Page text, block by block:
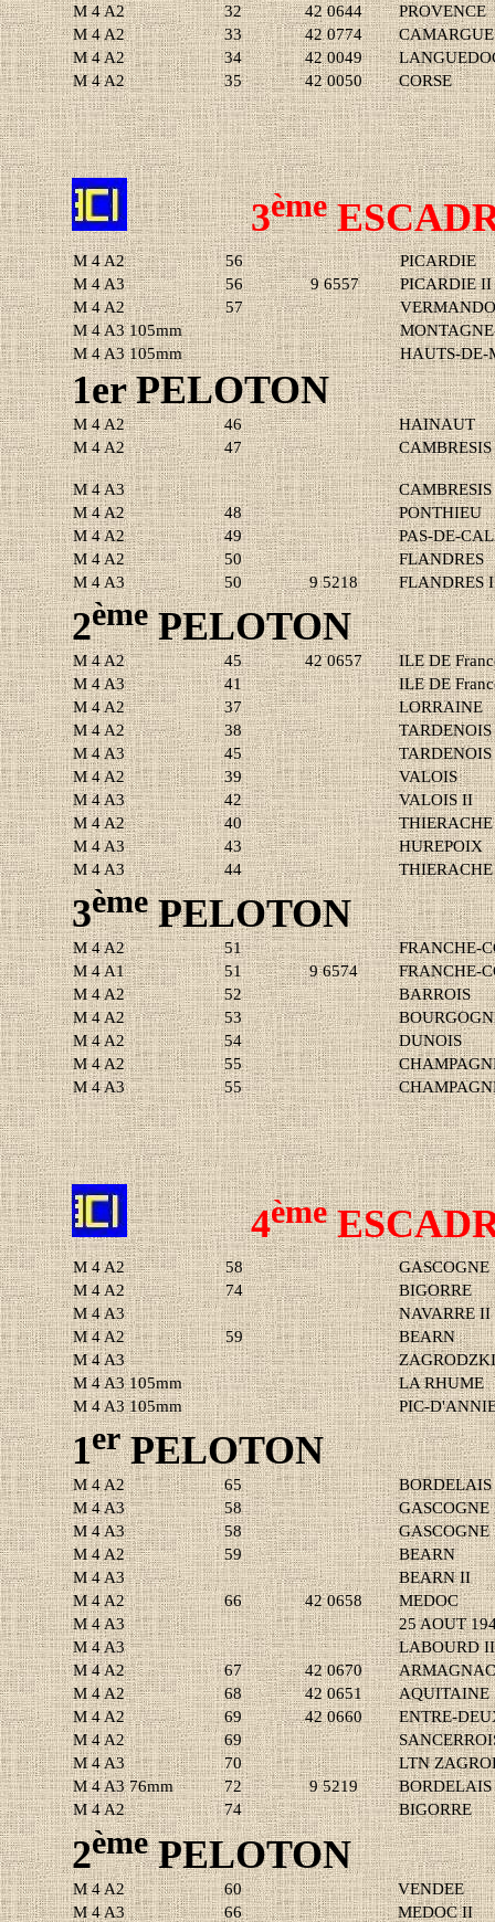
M 4 A2
32 42 0644
PROVENCE
M 4 A2
33 42 0774
CAMARGUE
M 4 A2
34 42 0049
M 4 A2
35 42 0050 CORSE
3ème
M 4 A2 56
PICARDIE
M 4 A3
56 9 6557
PICARDIE II
M 4 A2
57
M 4 A3 105mm
M 4 A3 105mm
HAUTS-DE-
1er PELOTON
M 4 A2 46
HAINAUT
M 4 A2
47 CAMBRESIS
M 4 A3
M 4 A2
48
PONTHIEU
M 4 A2
49
PAS-DE-
M 4 A2
50
FLANDRES
M 4 A3
50 9 5218 FLANDRES
2èmePELOTON
M 4 A2 45 42 0657
ILE DE
M 4 A3
41
ILE DE
M 4 A2
37
LORRAINE
M 4 A2
38
TARDENOIS
M 4 A3
45
M 4 A2
39
VALOIS
M 4 A3
42
VALOIS II
M 4 A2
40
THIERACHE
M 4 A3
43
HUREPOIX
M 4 A3
44
3èmePELOTON
M 4 A2 51
FRANCHE-
M 4 A1
51 9 6574
FRANCHE-
M 4 A2
52
BARROIS
M 4 A2
53
M 4 A2
54
DUNOIS
M 4 A2
55
M 4 A3
55
4ème
M 4 A2 58
GASCOGNE
M 4 A2
74
BIGORRE
M 4 A3
NAVARRE II
M 4 A2
59
BEARN
M 4 A3
M 4 A3 105mm
LA RHUME
M 4 A3 105mm
PIC-
1erPELOTON
M 4 A2 65
BORDELAIS
M 4 A3
58
GASCOGNE
M 4 A3
58
M 4 A2
59
BEARN
M 4 A3
BEARN II
M 4 A2
66 42 0658
MEDOC
M 4 A3
25 AOUT
M 4 A3
LABOURD II
M 4 A2
67 42 0670
M 4 A2
68 42 0651
AQUITAINE
M 4 A2
69 42 0660
ENTRE-
M 4 A2
69
M 4 A3
70
LTN
M 4 A3 76mm
72 9 5219
M 4 A2
74 BIGORRE
2èmePELOTON
M 4 A2 60
VENDEE
M 4 A3
66 MEDOC II